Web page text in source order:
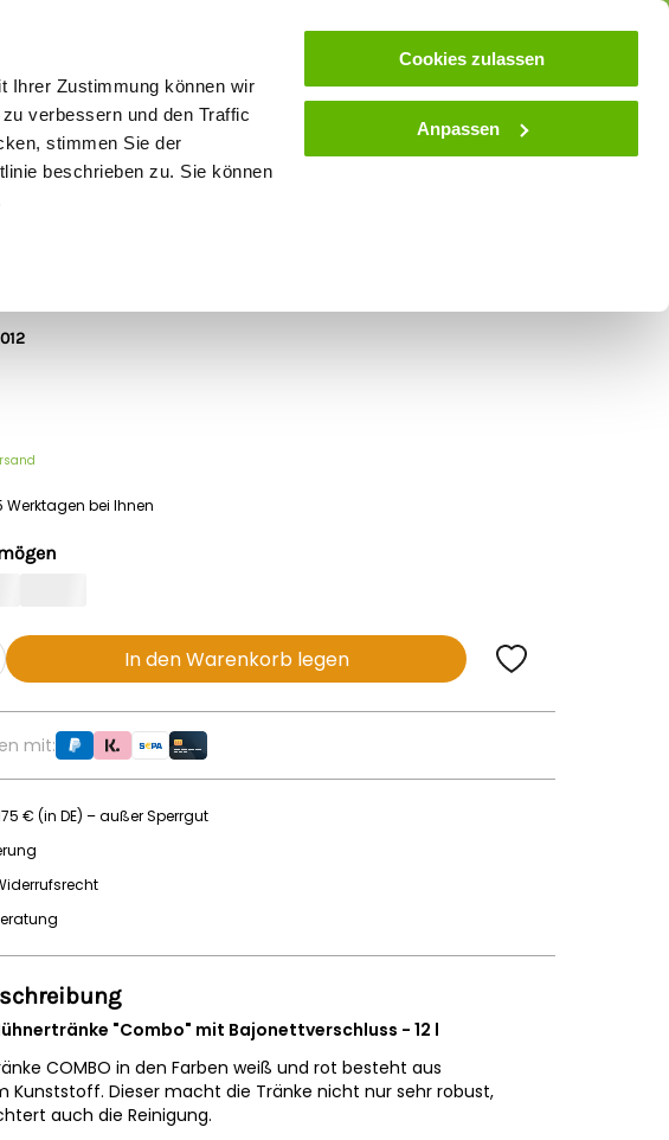
Ihrer Zustimmung können wir
verbessern und den Traffic
stimmen Sie der
beschrieben zu. Sie können
Cookies zulassen
Anpassen
Haus, Hof & Stall Spielwaren Zaunlexikon SALE
Werktagen bei Ihnen
In den Warenkorb legen
mit:
€ (in DE) – außer Sperrgut
"Combo" mit Bajonettverschluss - 12 l
COMBO in den Farben weiß und rot besteht aus
Kunststoff. Dieser macht die Tränke nicht nur sehr robust,
auch die Reinigung.